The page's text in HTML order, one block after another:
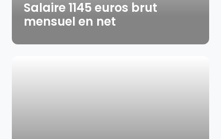
Salaire 1145 euros brut
mensuel en net